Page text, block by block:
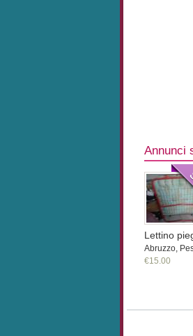
Annunci
Lettino
Abruzzo,
€15.00